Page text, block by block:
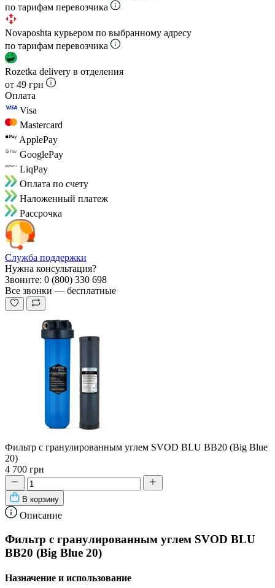
по тарифам перевозчика
Novaposhta курьером по выбранному адресу
по тарифам перевозчика
Rozetka delivery в отделения
от 49 грн
Оплата
Visa
Mastercard
ApplePay
GooglePay
LiqPay
Оплата по счету
Наложенный платеж
Рассрочка
Служба поддержки
Нужна консультация?
Звоните: 0 (800) 330 698
Все звонки — бесплатные
Фильтр с гранулированным углем SVOD BLU BB20 (Big Blue
20)
4 700 грн
В корзину
Описание
Фильтр с гранулированным углем SVOD BLU
BB20 (Big Blue 20)
Назначение и использование